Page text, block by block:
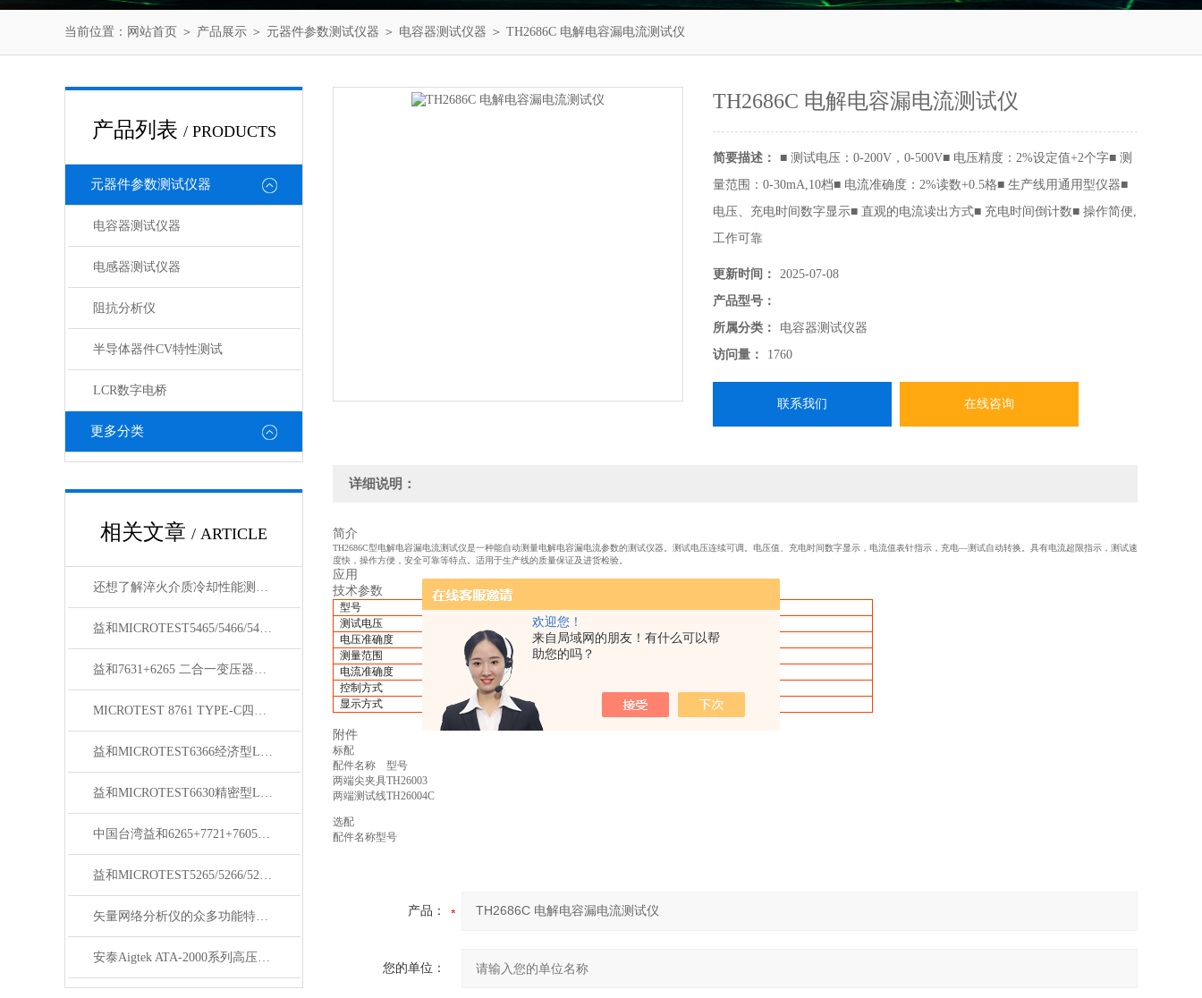
欢迎您！
来自局域网的朋友！有什么可以帮
助您的吗？
当前位置： 网站首页 ＞ 产品展示 ＞ 元器件参数测试仪器 ＞ 电容器测试仪器 ＞ TH2686C 电解电容漏电流测试仪
产品列表 / PRODUCTS
元器件参数测试仪器
电容器测试仪器
电感器测试仪器
阻抗分析仪
半导体器件CV特性测试
LCR数字电桥
更多分类
相关文章 / ARTICLE
还想了解淬火介质冷却性能测试仪的看这里
益和MICROTEST5465/5466/5467变压器测试仪
益和7631+6265 二合一变压器综合测试系统
MICROTEST 8761 TYPE-C四线式线材测试仪
益和MICROTEST6366经济型LCR测试仪
益和MICROTEST6630精密型LCR测试仪
中国台湾益和6265+7721+7605三合一变压器综合测试系统
益和MICROTEST5265/5266/5267变压器测试仪
矢量网络分析仪的众多功能特点中你知晓多少呢？
安泰Aigtek ATA-2000系列高压放大器
TH2686C 电解电容漏电流测试仪
简要描述：
■ 测试电压：0-200V，0-500V■ 电压精度：2%设定值+2个字■ 测
量范围：0-30mA,10档■ 电流准确度：2%读数+0.5格■ 生产线用通用型仪器■
电压、充电时间数字显示■ 直观的电流读出方式■ 充电时间倒计数■ 操作简便,
工作可靠
更新时间：
2025-07-08
产品型号：
所属分类：
电容器测试仪器
访问量：
1760
联系我们 在线咨询
详细说明：
简介
TH2686C型电解电容漏电流测试仪是一种能自动测量电解电容漏电流参数的测试仪器。测试电压连续可调。电压值、充电时间数字显示，电流值表针指示，充电—测试自动转换。具有电流超限指示，测试速
度快，操作方便，安全可靠等特点。适用于生产线的质量保证及进货检验。
应用
技术参数
型号
TH2686C
测试电压
电压准确度
设定值+2个字
测量范围
0-30mA,10档
电流准确度
读数+0.5格
控制方式
模拟电路控制
显示方式
电压：3 1/2 LED显示，电流：表头指示充电时间：2位LED显示
附件
标配
配件名称
型号
两端尖夹具TH26003
两端测试线TH26004C
选配
配件名称型号
产品：
您的单位：